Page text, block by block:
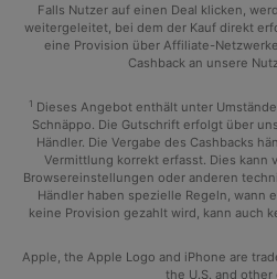
Falls Nutzer auf einen Deal klicken,
weitergeleitet, bei dem der Kauf direkt
eine Provision über Affiliate-
Cashback an unsere
1 Dieses Angebot enthält unter
Schnäppo. Die Gutschrift erfolgt über
Händler. Die Vergabe des Cashbacks
Vermittlung korrekt erfasst. Dies kann
Browsereinstellungen oder anderen
Händler haben spezielle Regeln, wann
keine Provision gezahlt wird, kann auch
Apple, the Apple Logo and iPhone are
the U.S. and other